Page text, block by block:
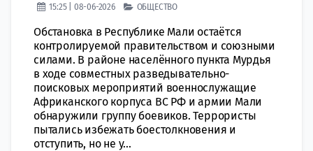
15:25 | 08-06-2026 ОБЩЕСТВО
Обстановка в Республике Мали остаётся
контролируемой правительством и союзными
силами. В районе населённого пункта Мурдья
в ходе совместных разведывательно-
поисковых мероприятий военнослужащие
Африканского корпуса ВС РФ и армии Мали
обнаружили группу боевиков. Террористы
пытались избежать боестолкновения и
отступить, но не у...